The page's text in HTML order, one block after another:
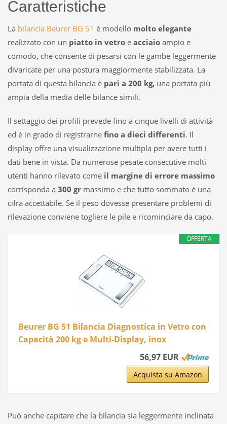
Caratteristiche
La bilancia Beurer BG 51 è modello molto elegante
realizzato con un piatto in vetro e acciaio ampio e
comodo, che consente di pesarsi con le gambe leggermente
divaricate per una postura maggiormente stabilizzata. La
portata di questa bilancia è pari a 200 kg, una portata più
ampia della media delle bilance simili.
Il settaggio dei profili prevede fino a cinque livelli di attività
ed è in grado di registrarne fino a dieci differenti. Il
display offre una visualizzazione multipla per avere tutti i
dati bene in vista. Da numerose pesate consecutive molti
utenti hanno rilevato come il margine di errore massimo
corrisponda a 300 gr massimo e che tutto sommato è una
cifra accettabile. Se il peso dovesse presentare problemi di
rilevazione conviene togliere le pile e ricominciare da capo.
OFFERTA
Beurer BG 51 Bilancia Diagnostica in Vetro con
Capacità 200 kg e Multi-Display, inox
56,97 EUR
Acquista su Amazon
Può anche capitare che la bilancia sia leggermente inclinata